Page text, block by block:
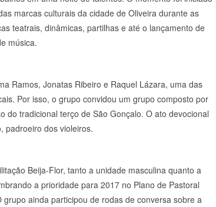
marcas culturais da cidade de Oliveira durante as
teatrais, dinâmicas, partilhas e até o lançamento de
música.
Ramos, Jonatas Ribeiro e Raquel Lázara, uma das
Por isso, o grupo convidou um grupo composto por
do tradicional terço de São Gonçalo. O ato devocional
padroeiro dos violeiros.
Beija-Flor, tanto a unidade masculina quanto a
a prioridade para 2017 no Plano de Pastoral
ainda participou de rodas de conversa sobre a